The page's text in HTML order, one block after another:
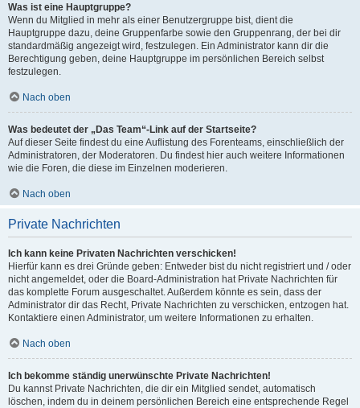
Was ist eine Hauptgruppe?
Wenn du Mitglied in mehr als einer Benutzergruppe bist, dient die
Hauptgruppe dazu, deine Gruppenfarbe sowie den Gruppenrang, der bei dir
standardmäßig angezeigt wird, festzulegen. Ein Administrator kann dir die
Berechtigung geben, deine Hauptgruppe im persönlichen Bereich selbst
festzulegen.
Nach oben
Was bedeutet der „Das Team“-Link auf der Startseite?
Auf dieser Seite findest du eine Auflistung des Forenteams, einschließlich der
Administratoren, der Moderatoren. Du findest hier auch weitere Informationen
wie die Foren, die diese im Einzelnen moderieren.
Nach oben
Private Nachrichten
Ich kann keine Privaten Nachrichten verschicken!
Hierfür kann es drei Gründe geben: Entweder bist du nicht registriert und / oder
nicht angemeldet, oder die Board-Administration hat Private Nachrichten für
das komplette Forum ausgeschaltet. Außerdem könnte es sein, dass der
Administrator dir das Recht, Private Nachrichten zu verschicken, entzogen hat.
Kontaktiere einen Administrator, um weitere Informationen zu erhalten.
Nach oben
Ich bekomme ständig unerwünschte Private Nachrichten!
Du kannst Private Nachrichten, die dir ein Mitglied sendet, automatisch
löschen, indem du in deinem persönlichen Bereich eine entsprechende Regel